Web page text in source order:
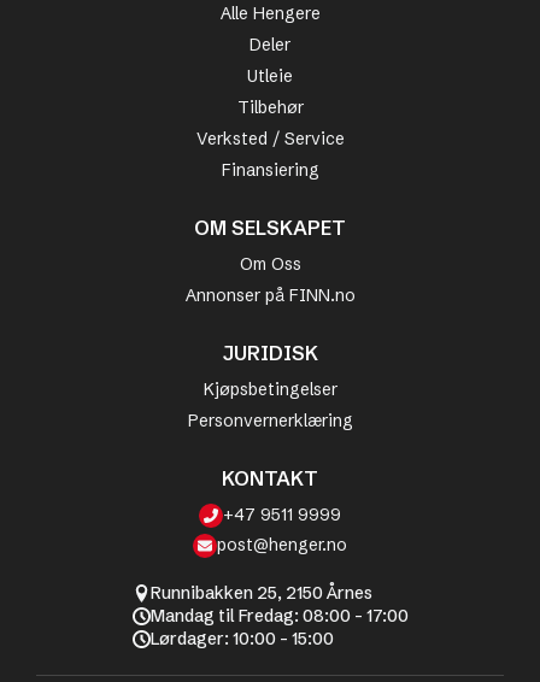
Alle Hengere
Deler
Utleie
Tilbehør
Verksted / Service
Finansiering
OM SELSKAPET
Om Oss
Annonser på FINN.no
JURIDISK
Kjøpsbetingelser
Personvernerklæring
KONTAKT
+47 9511 9999
post@henger.no
Runnibakken 25, 2150 Årnes
Mandag til Fredag: 08:00 - 17:00
Lørdager: 10:00 - 15:00